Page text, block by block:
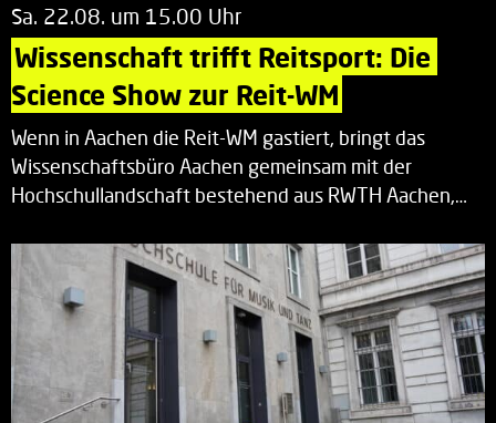
Sa. 22.08. um 15.00 Uhr
Wissenschaft trifft Reitsport: Die
Science Show zur Reit-WM
Wenn in Aachen die Reit-WM gastiert, bringt das
Wissenschaftsbüro Aachen gemeinsam mit der
Hochschullandschaft bestehend aus RWTH Aachen,…